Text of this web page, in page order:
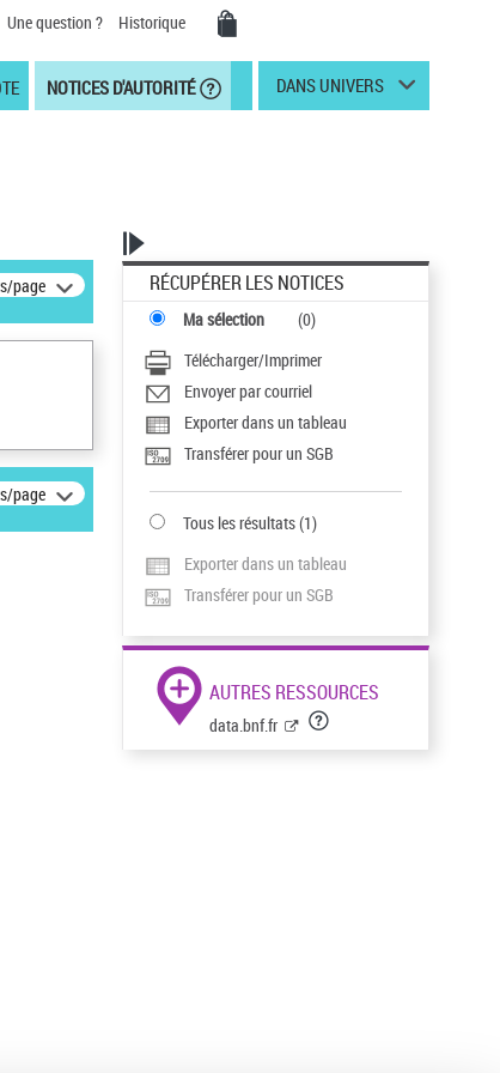
Une question ? Historique
NOTICES D'AUTORITÉ DANS UNIVERS
page
page
RÉCUPÉRER LES NOTICES
Ma sélection (0)
Télécharger/Imprimer
Envoyer par courriel
Exporter dans un tableau
Transférer pour un SGB
Tous les résultats(1)
Exporter dans un tableau
Transférer pour un SGB
AUTRES RESSOURCES
data.bnf.fr